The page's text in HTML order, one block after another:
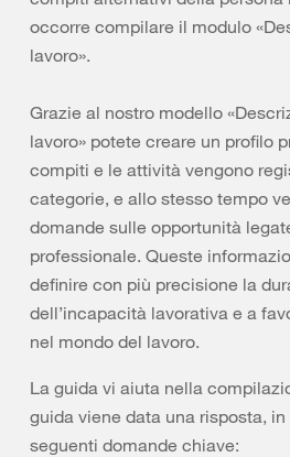
occorre compilare il modulo
lavoro».
Grazie al nostro modello
lavoro» potete creare un profilo
compiti e le attività vengono
categorie, e allo stesso tempo
domande sulle opportunità
professionale. Queste
definire con più precisione la
dell’incapacità lavorativa e a
nel mondo del lavoro.
La guida vi aiuta nella
guida viene data una risposta,
seguenti domande chiave: